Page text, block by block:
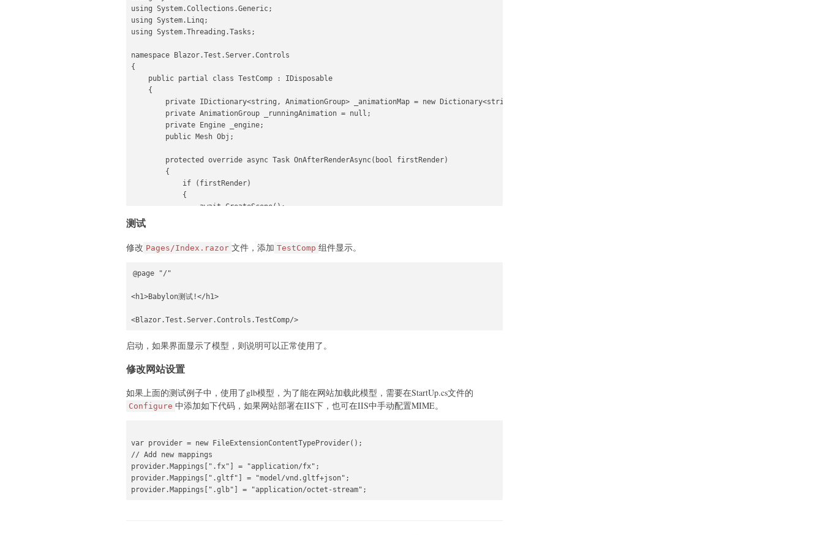
using System.Collections.Generic;
using System.Linq;
using System.Threading.Tasks;
namespace Blazor.Test.Server.Controls
{
    public partial class TestComp : IDisposable
    {
        private IDictionary<string, AnimationGroup> _animationMap = new Dictionary<string, AnimationGroup>();
        private AnimationGroup _runningAnimation = null;
        private Engine _engine;
        public Mesh Obj;
        protected override async Task OnAfterRenderAsync(bool firstRender)
        {
            if (firstRender)
            {
                await CreateScene();
            }
        }
        public void Dispose()
            _engine?.dispose();
        {
            var engine = await Engine.NewEngine(canvas,true);
            var cameraTarget = await Vector3.NewVector3(0, 0, 5);
            var camera = await ArcRotateCamera.NewArcRotateCamera(
                "ArcRotateCamera",
                2,
                cameraTarget,
                scene
            );
            var hemisphericLightDirection = await Vector3.NewVector3(1, 1, 0);
测试
修改 Pages/Index.razor 文件，添加 TestComp 组件显示。
@page "/"
<h1>Babylon测试!</h1>
<Blazor.Test.Server.Controls.TestComp/>
启动，如果界面显示了模型，则说明可以正常使用了。
修改网站设置
如果上面的测试例子中，使用了glb模型，为了能在网站加载此模型，需要在StartUp.cs文件的
Configure 中添加如下代码，如果网站部署在IIS下，也可在IIS中手动配置MIME。
var provider = new FileExtensionContentTypeProvider();
// Add new mappings
provider.Mappings[".fx"] = "application/fx";
provider.Mappings[".gltf"] = "model/vnd.gltf+json";
provider.Mappings[".glb"] = "application/octet-stream";